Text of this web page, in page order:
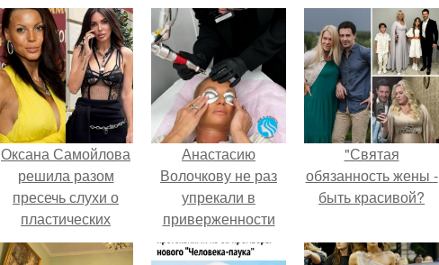
Оксана Самойлова
решила разом
пресечь слухи о
пластических
операциях и
Анастасию
Волочкову не раз
упрекали в
приверженности
устаревшим бьюти -
"Святая
обязанность жены -
быть красивой?